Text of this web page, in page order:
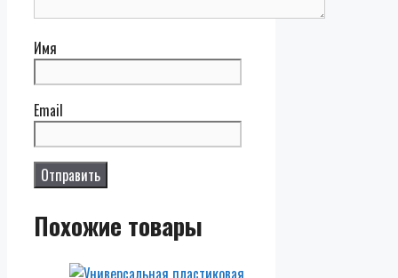
Имя
Email
Похожие товары